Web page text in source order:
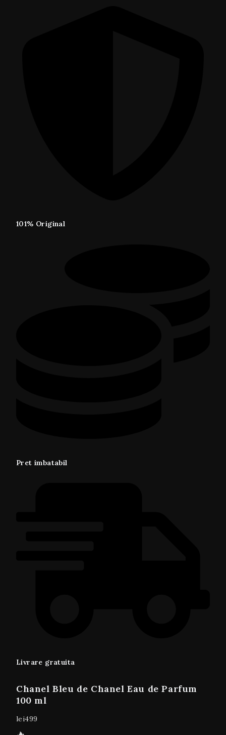
101% Original
Pret imbatabil
Livrare gratuita
Chanel Bleu de Chanel Eau de Parfum
100 ml
lei499